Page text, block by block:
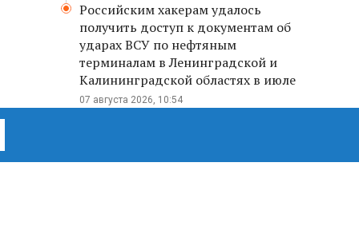
Российским хакерам удалось
получить доступ к документам об
ударах ВСУ по нефтяным
терминалам в Ленинградской и
Калининградской областях в июле
07 августа 2026, 10:54